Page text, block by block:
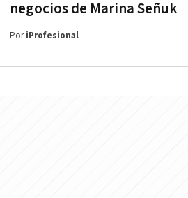
negocios de Marina Señuk
PoriProfesional